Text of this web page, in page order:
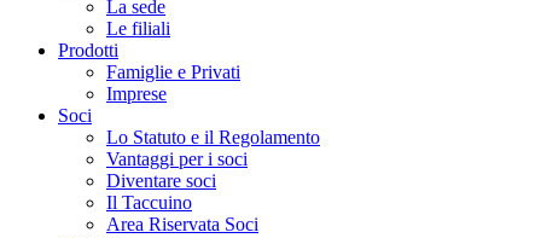
La sede
Le filiali
Prodotti
Famiglie e Privati
Imprese
Soci
Lo Statuto e il Regolamento
Vantaggi per i soci
Diventare soci
Il Taccuino
Area Riservata Soci